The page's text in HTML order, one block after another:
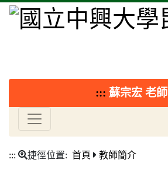
::: 蘇宗宏 老師
::: 捷徑位置: 首頁 教師簡介